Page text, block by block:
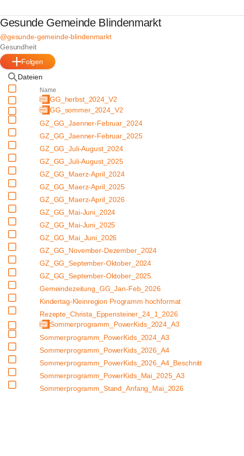
Gesunde Gemeinde Blindenmarkt
@gesunde-gemeinde-blindenmarkt
Gesundheit
Folgen
Dateien
Name
GG_herbst_2024_V2
GG_sommer_2024_V2
GZ_GG_Jaenner-Februar_2024
GZ_GG_Jaenner-Februar_2025
GZ_GG_Juli-August_2024
GZ_GG_Juli-August_2025
GZ_GG_Maerz-April_2024
GZ_GG_Maerz-April_2025
GZ_GG_Maerz-April_2026
GZ_GG_Mai-Juni_2024
GZ_GG_Mai-Juni_2025
GZ_GG_Mai_Juni_2026
GZ_GG_November-Dezember_2024
GZ_GG_September-Oktober_2024
GZ_GG_September-Oktober_2025
Gemeindezeitung_GG_Jan-Feb_2026
Kindertag-Kleinregion Programm hochformat
Rezepte_Christa_Eppensteiner_24_1_2026
Sommerprogramm_PowerKids_2024_A3
Sommerprogramm_PowerKids_2024_A3
Sommerprogramm_PowerKids_2026_A4
Sommerprogramm_PowerKids_2026_A4_Beschnitt
Sommerprogramm_PowerKids_Mai_2025_A3
Sommerprogramm_Stand_Anfang_Mai_2026